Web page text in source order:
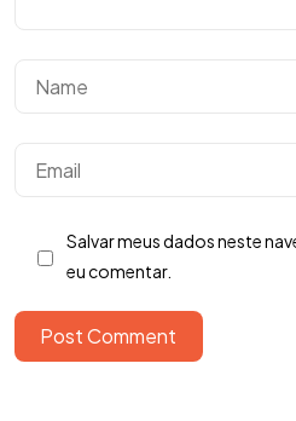
Salvar meus dados neste
eu comentar.
Post Comment
Copyright ©2026. Todos Os